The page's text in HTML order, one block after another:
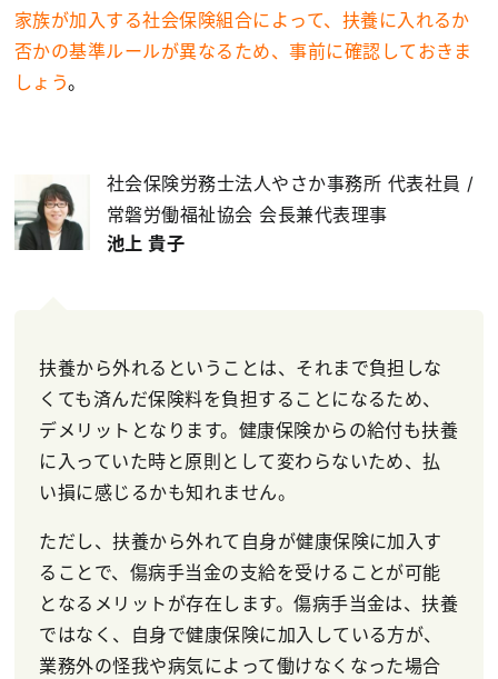
家族が加入する社会保険組合によって、扶養に入れるか
否かの基準ルールが異なるため、事前に確認しておきま
しょう。
社会保険労務士法人やさか事務所 代表社員 /
常磐労働福祉協会 会長兼代表理事
池上 貴子
扶養から外れるということは、それまで負担しな
くても済んだ保険料を負担することになるため、
デメリットとなります。健康保険からの給付も扶養
に入っていた時と原則として変わらないため、払
い損に感じるかも知れません。
ただし、扶養から外れて自身が健康保険に加入す
ることで、傷病手当金の支給を受けることが可能
となるメリットが存在します。傷病手当金は、扶養
ではなく、自身で健康保険に加入している方が、
業務外の怪我や病気によって働けなくなった場合